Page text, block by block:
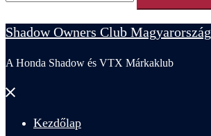
Shadow Owners Club Magyarország
A Honda Shadow és VTX Márkaklub
Close
Kezdőlap